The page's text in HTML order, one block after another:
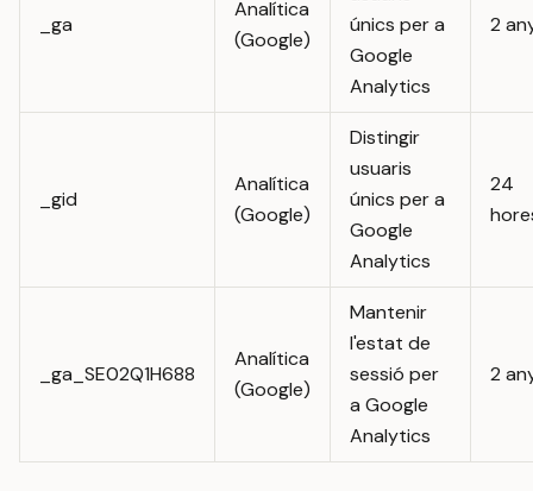
_ga
Analítica
(Google)
únics per a
Google
Analytics
2
_gid
Analítica
(Google)
Distingir
usuaris
únics per a
Google
Analytics
24
_ga_SE02Q1H688
Analítica
(Google)
Mantenir
l'estat de
sessió per
a Google
Analytics
2